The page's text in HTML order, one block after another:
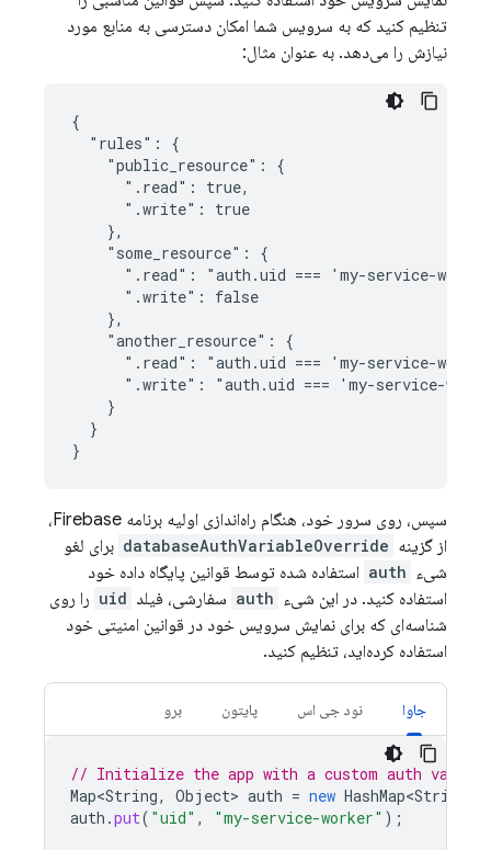
تنظیم کنید که به سرویس شما امکان دسترسی به منابع مورد
نیازش را می‌دهد. به عنوان مثال:
{
  "rules": {
    "public_resource": {
      ".read": true,
      ".write": true
    },
    "some_resource": {
".read": "auth.uid === 'my-service-
      ".write": false
    },
    "another_resource": {
".read": "auth.uid === 'my-service-
".write": "auth.uid === 'my-service-
    }
  }
}
سپس، روی سرور خود، هنگام راه‌اندازی اولیه برنامه Firebase،
از گزینه databaseAuthVariableOverride برای لغو
شیء auth استفاده شده توسط قوانین پایگاه داده خود
استفاده کنید. در این شیء auth سفارشی، فیلد uid را روی
شناسه‌ای که برای نمایش سرویس خود در قوانین امنیتی خود
استفاده کرده‌اید، تنظیم کنید.
جاوا نود جی اس پایتون برو
// Initialize the app with a custom auth
Map<String, Object> auth = new HashMap<String
auth .put( "uid" , "my-service-worker" );